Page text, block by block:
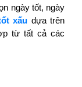
ngày tốt, ngày
xấu dựa trên
từ tất cả các